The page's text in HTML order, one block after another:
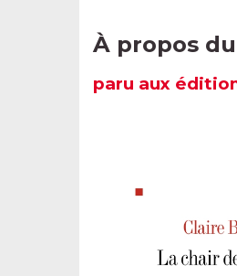
À propos
paru aux